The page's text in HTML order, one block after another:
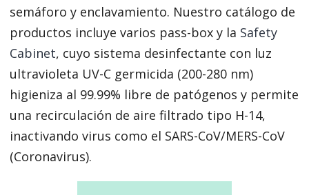
semáforo y enclavamiento. Nuestro catálogo de
productos incluye varios pass-box y la Safety
Cabinet, cuyo sistema desinfectante con luz
ultravioleta UV-C germicida (200-280 nm)
higieniza al 99.99% libre de patógenos y permite
una recirculación de aire filtrado tipo H-14,
inactivando virus como el SARS-CoV/MERS-CoV
(Coronavirus).